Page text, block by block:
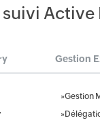
Gestion
»Gestion
»